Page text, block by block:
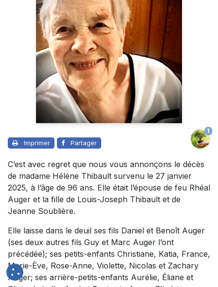
Imprimer Partager
1
C’est avec regret que nous vous annonçons le décès
de madame Hélène Thibault survenu le 27 janvier
2025, à l’âge de 96 ans. Elle était l’épouse de feu Rhéal
Auger et la fille de Louis-Joseph Thibault et de
Jeanne Soublière.
Elle laisse dans le deuil ses fils Daniel et Benoît Auger
(ses deux autres fils Guy et Marc Auger l’ont
précédée); ses petits-enfants Christiane, Katia, France,
Marie-Ève, Rose-Anne, Violette, Nicolas et Zachary
Auger; ses arrière-petits-enfants Aurélie, Éliane et